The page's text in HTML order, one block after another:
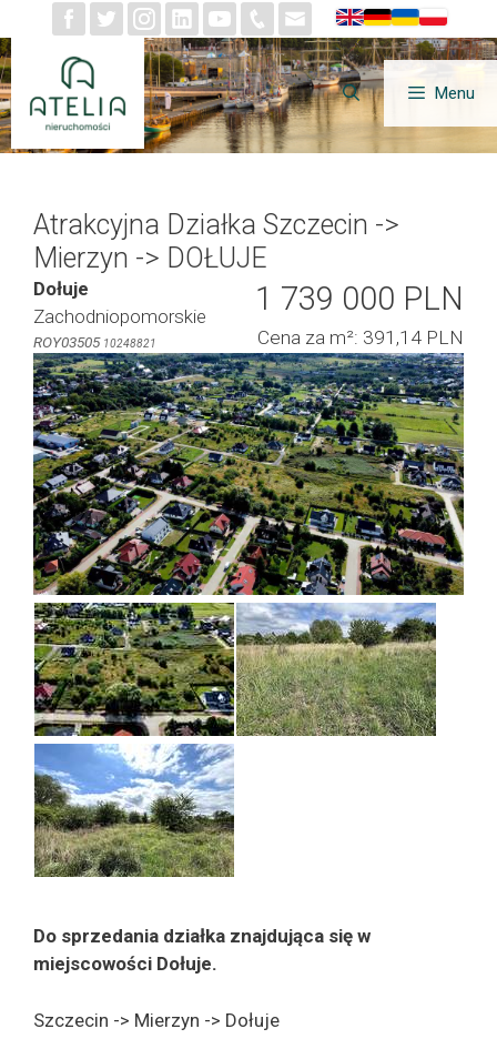
do
treści
Menu
Atrakcyjna Działka Szczecin ->
Mierzyn -> DOŁUJE
Dołuje
Zachodniopomorskie
ROY03505 10248821
1 739 000 PLN
Cena za m²: 391,14 PLN
Do sprzedania działka znajdująca się w
miejscowości Dołuje.
Szczecin -> Mierzyn -> Dołuje